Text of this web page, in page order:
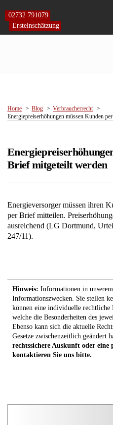
content
02732 791079
Ersteinschätzung
Home Blog
Verbraucherrecht
Energiepreiserhöhungen müssen Kunden
Brief mitgeteilt werden
Energieversorger müssen ihren
per Brief mitteilen.
ausreichend (LG Dortmund,
247/11).
Hinweis: Informationen in
Informationszwecken. Sie stellen
können eine individuelle rechtliche
welche die Besonderheiten des
Ebenso kann sich die aktuelle
Gesetze zwischenzeitlich geändert
rechtssichere Auskunft oder eine
kontaktieren Sie uns bitte.